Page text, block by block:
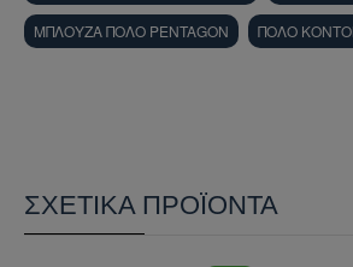
ΜΠΛΟΥΖΑ ΠΟΛΟ PENTAGON ΠΟΛΟ
ΣΧΕΤΙΚΆ ΠΡΟΪΌΝΤΑ